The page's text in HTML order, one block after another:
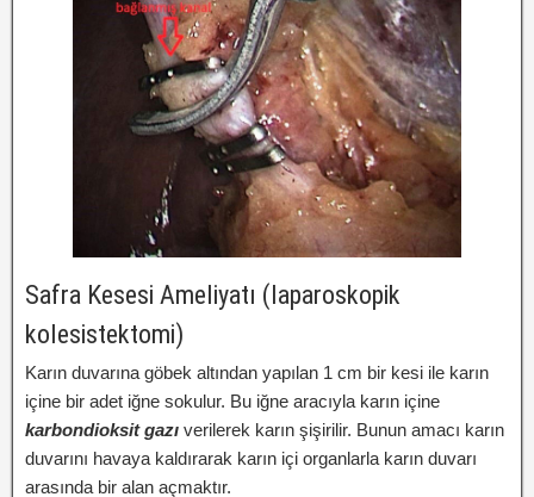
Safra Kesesi Ameliyatı (laparoskopik
kolesistektomi)
Karın duvarına göbek altından yapılan 1 cm bir kesi ile karın
içine bir adet iğne sokulur. Bu iğne aracıyla karın içine
karbondioksit gazı verilerek karın şişirilir. Bunun amacı karın
duvarını havaya kaldırarak karın içi organlarla karın duvarı
arasında bir alan açmaktır.